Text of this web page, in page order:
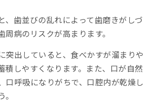
、歯並びの乱れによって歯磨きがしづ
周病のリスクが高まります。
突出していると、食べかすが溜まりや
積しやすくなります。また、口が自然
口呼吸になりがちで、口腔内が乾燥し